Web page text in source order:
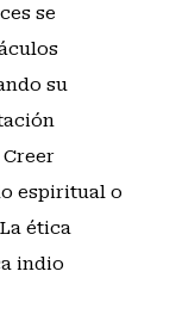
se
su
espiritual o
ética
indio